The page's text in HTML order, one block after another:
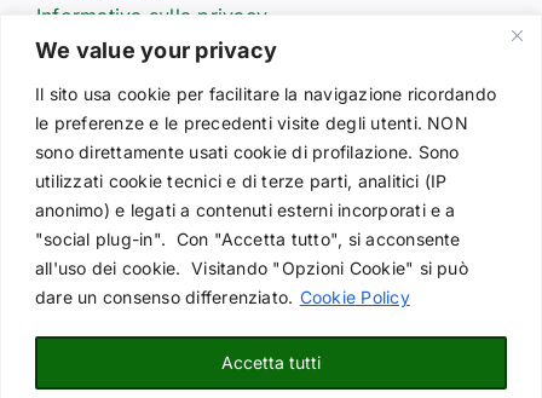
We value your privacy
Il sito usa cookie per facilitare la navigazione ricordando
le preferenze e le precedenti visite degli utenti. NON
sono direttamente usati cookie di profilazione. Sono
utilizzati cookie tecnici e di terze parti, analitici (IP
anonimo) e legati a contenuti esterni incorporati e a
"social plug-in". Con "Accetta tutto", si acconsente
all'uso dei cookie. Visitando "Opzioni Cookie" si può
dare un consenso differenziato. Cookie Policy
Accetta tutti
Informativa sulla privacy
Informativa estesa sull’uso dei cookie
Prodotti
Customers service
Advertising
Partners
Codice etico
Segnalazioni
Informativa per candidati
Richiesta offerta ricambi